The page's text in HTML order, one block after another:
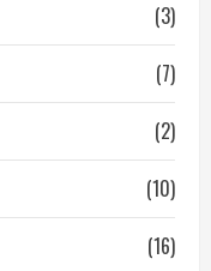
(3)
(7)
(2)
(10)
(16)